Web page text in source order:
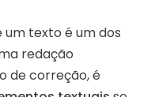
um texto é um dos
redação
de correção, é